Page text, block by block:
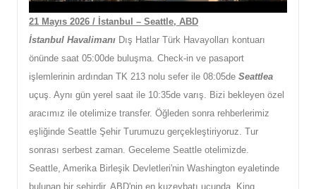
21 Mayıs 2026 / İstanbul – Seattle, ABD
İstanbul Havalimanı Dış Hatlar Türk Havayolları kontuarı
önünde saat 05:00de buluşma. Check-in ve pasaport
işlemlerinin ardından TK 213 nolu sefer ile 08:05de Seattlea
uçuş. Aynı gün yerel saat ile 10:35de varış. Bizi bekleyen özel
aracımız ile otelimize transfer. Öğleden sonra rehberlerimiz
eşliğinde Seattle Şehir Turumuzu gerçekleştiriyoruz. Tur
sonrası serbest zaman. Geceleme Seattle otelimizde.
Seattle, Amerika Birleşik Devletleri'nin Washington eyaletinde
bulunan bir şehirdir. ABD'nin en kuzeybatı ucunda, King